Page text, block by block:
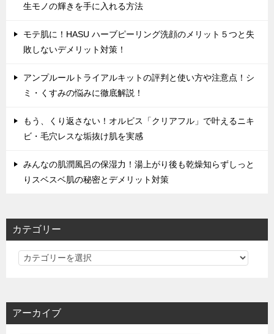
生モノの輝きを手に入れる方法
モテ肌に！HASU ハーブピーリング洗顔のメリット５つと失
敗しないデメリット対策！
アンプルールトライアルキットの評判と使い方や注意点！シ
ミ・くすみの悩みに徹底解説！
もう、くり返さない！オルビス「クリアフル」で叶えるニキ
ビ・毛穴レスな垢抜け肌を実感
みんなの肌潤風呂の保湿力！湯上がり後も乾燥知らずしっと
りスベスベ肌の秘密とデメリット対策
カテゴリー
カ
リ
アーカイブ